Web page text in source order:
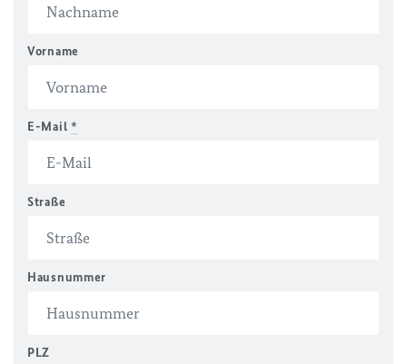
Vorname
E-Mail *
Straße
Hausnummer
PLZ